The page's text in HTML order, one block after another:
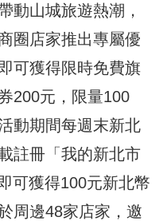
動山城旅遊熱潮，
圈店家推出專屬優
可獲得限時免費旗
200元，限量100
動期間每週末新北
註冊「我的新北市
可獲得100元新北幣
周邊48家店家， 邀